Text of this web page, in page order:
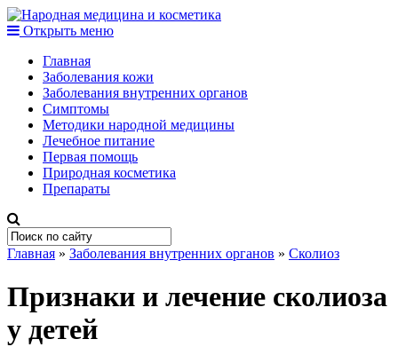
Открыть меню
Главная
Заболевания кожи
Заболевания внутренних органов
Симптомы
Методики народной медицины
Лечебное питание
Первая помощь
Природная косметика
Препараты
Главная » Заболевания внутренних органов » Сколиоз
Признаки и лечение сколиоза
у детей